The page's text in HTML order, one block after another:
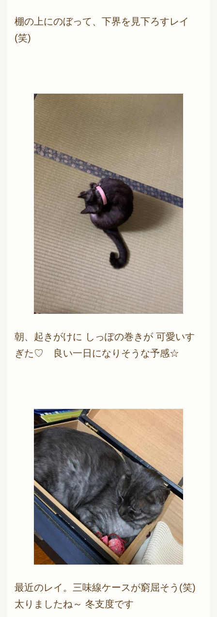
棚の上にのぼって、下界を見下ろすレイ
(笑)
朝、起きがけに しっぽの巻きが 可愛いす
ぎた♡ 良い一日になりそうな予感☆
最近のレイ。三味線ケースが窮屈そう(笑)
太りましたね～ 冬支度です